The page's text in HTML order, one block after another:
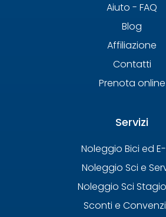
Aiuto - FAQ
Blog
Affiliazione
Contatti
Prenota online
Servizi
Noleggio Bici ed
Noleggio Sci e
Noleggio Sci
Sconti e